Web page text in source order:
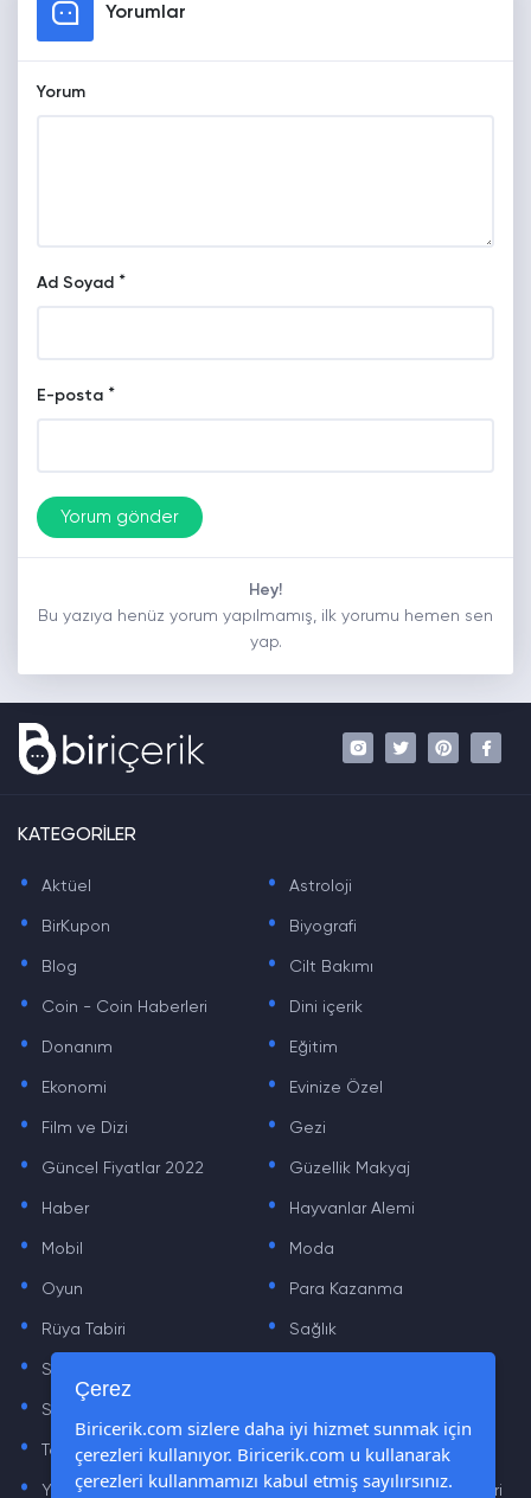
Yorumlar
Yorum
Ad Soyad *
E-posta *
Hey!
Bu yazıya henüz yorum yapılmamış, ilk yorumu hemen sen
yap.
KATEGORİLER
. Aktüel . Astroloji
. BirKupon . Biyografi
. Blog . Cilt Bakımı
. Coin - Coin Haberleri . Dini içerik
. Donanım . Eğitim
. Ekonomi . Evinize Özel
. Film ve Dizi . Gezi
. Güncel Fiyatlar 2022 . Güzellik Makyaj
. Haber . Hayvanlar Alemi
. Mobil . Moda
. Oyun . Para Kazanma
. Rüya Tabiri . Sağlık
. Sinema .
. Sözler
. Teknoloji Haberleri . Yaşam
. Yazılım Haberleri . Yiyecek Önerileri ve Tarifleri
Çerez
Biricerik.com sizlere daha iyi hizmet sunmak için
çerezleri kullanıyor. Biricerik.com u kullanarak
çerezleri kullanmamızı kabul etmiş sayılırsınız.